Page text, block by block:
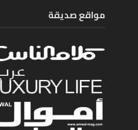
مواقع صديقة